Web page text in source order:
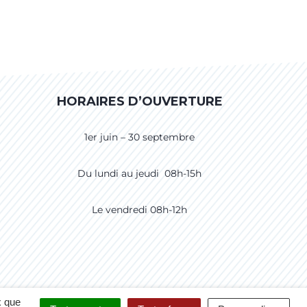
que
HORAIRES D’OUVERTURE
1er juin – 30 septembre
Du lundi au jeudi 08h-15h
Le vendredi 08h-12h